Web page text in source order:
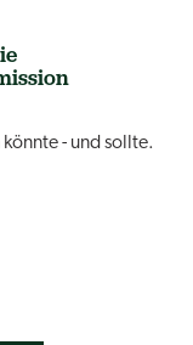
- und sollte.